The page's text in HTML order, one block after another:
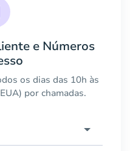
e Números
os dias das 10h às
por chamadas.